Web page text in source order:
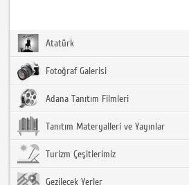
Atatürk
Fotoğraf Galerisi
Adana Tanıtım Filmleri
Tanıtım Materyalleri ve Yayınlar
Turizm Çeşitlerimiz
Gezilecek Yerler